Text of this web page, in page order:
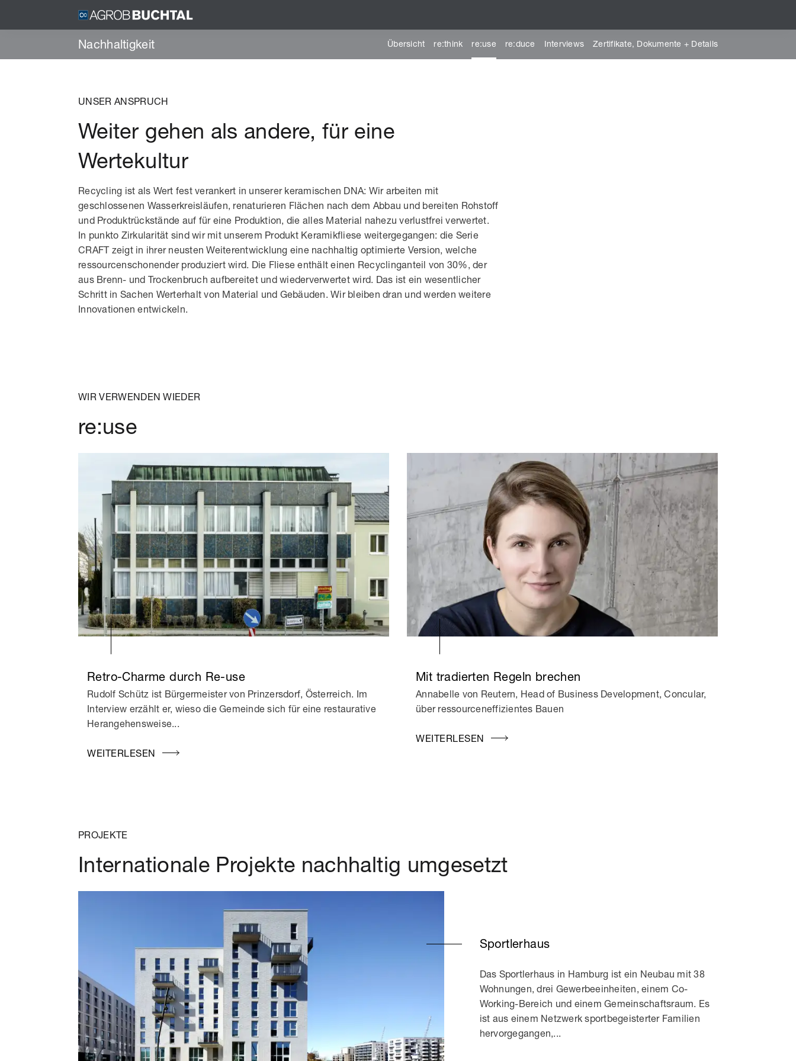
Nachhaltigkeit Übersicht re:think re:use re:duce Interviews Zertifikate, Dokumente + Details
UNSER ANSPRUCH
Weiter gehen als andere, für eine
Wertekultur
Recycling ist als Wert fest verankert in unserer keramischen DNA: Wir arbeiten mit
geschlossenen Wasserkreisläufen, renaturieren Flächen nach dem Abbau und bereiten Rohstoff
und Produktrückstände auf für eine Produktion, die alles Material nahezu verlustfrei verwertet.
In punkto Zirkularität sind wir mit unserem Produkt Keramikfliese weitergegangen: die Serie
CRAFT zeigt in ihrer neusten Weiterentwicklung eine nachhaltig optimierte Version, welche
ressourcenschonender produziert wird. Die Fliese enthält einen Recyclinganteil von 30%, der
aus Brenn- und Trockenbruch aufbereitet und wiederverwertet wird. Das ist ein wesentlicher
Schritt in Sachen Werterhalt von Material und Gebäuden. Wir bleiben dran und werden weitere
Innovationen entwickeln.
WIR VERWENDEN WIEDER
re:use
Retro-Charme durch Re-use
Rudolf Schütz ist Bürgermeister von Prinzersdorf, Österreich. Im
Interview erzählt er, wieso die Gemeinde sich für eine restaurative
Herangehensweise...
WEITERLESEN
Mit tradierten Regeln brechen
Annabelle von Reutern, Head of Business Development, Concular,
über ressourceneffizientes Bauen
WEITERLESEN
PROJEKTE
Internationale Projekte nachhaltig umgesetzt
Sportlerhaus
Das Sportlerhaus in Hamburg ist ein Neubau mit 38
Wohnungen, drei Gewerbeeinheiten, einem Co-
Working-Bereich und einem Gemeinschaftsraum. Es
ist aus einem Netzwerk sportbegeisterter Familien
hervorgegangen,...